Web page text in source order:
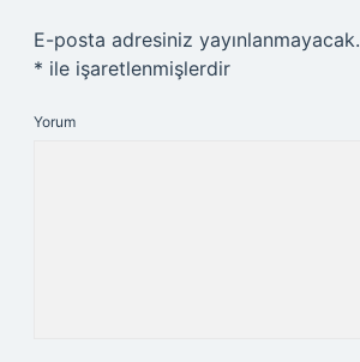
E-posta adresiniz yayınlanmayacak.
* ile işaretlenmişlerdir
Yorum